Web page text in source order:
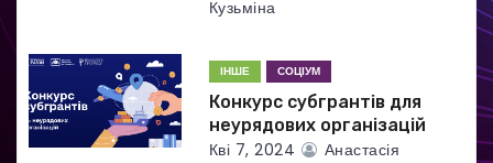
Кузьміна
ІНШЕ СОЦІУМ
Конкурс субгрантів для
неурядових організацій
Кві 7, 2024
Анастасія